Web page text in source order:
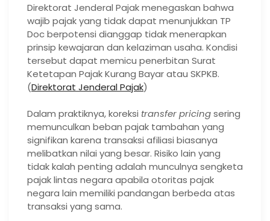
Direktorat Jenderal Pajak menegaskan bahwa
wajib pajak yang tidak dapat menunjukkan TP
Doc berpotensi dianggap tidak menerapkan
prinsip kewajaran dan kelaziman usaha. Kondisi
tersebut dapat memicu penerbitan Surat
Ketetapan Pajak Kurang Bayar atau SKPKB.
(Direktorat Jenderal Pajak)
Dalam praktiknya, koreksi transfer pricingsering
memunculkan beban pajak tambahan yang
signifikan karena transaksi afiliasi biasanya
melibatkan nilai yang besar. Risiko lain yang
tidak kalah penting adalah munculnya sengketa
pajak lintas negara apabila otoritas pajak
negara lain memiliki pandangan berbeda atas
transaksi yang sama.